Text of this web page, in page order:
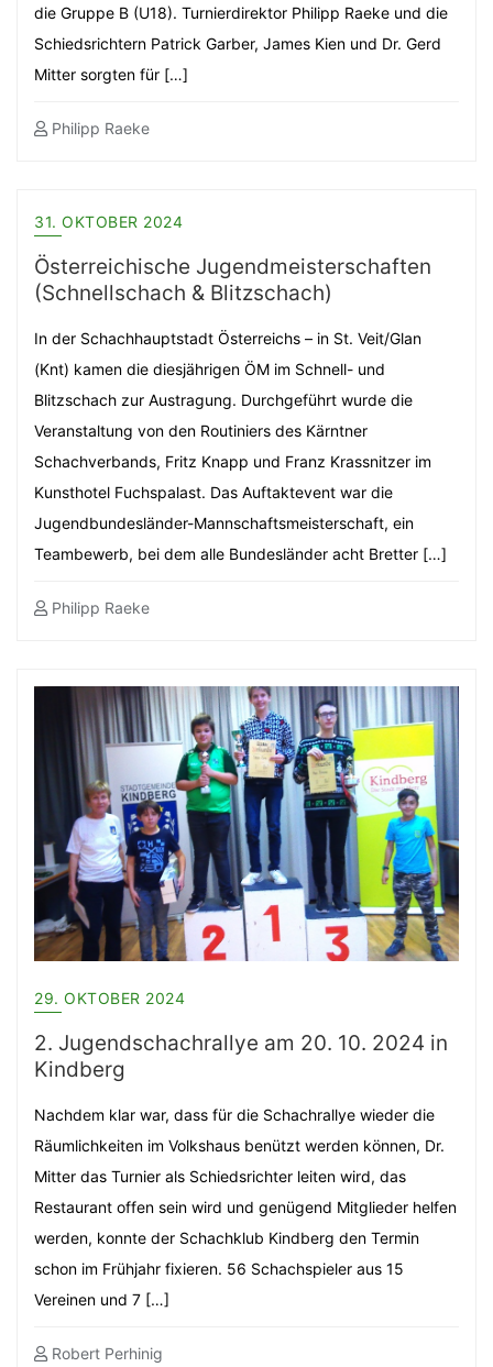
die Gruppe B (U18). Turnierdirektor Philipp Raeke und die
Schiedsrichtern Patrick Garber, James Kien und Dr. Gerd
Mitter sorgten für […]
Philipp Raeke
31. OKTOBER 2024
Österreichische Jugendmeisterschaften
(Schnellschach & Blitzschach)
In der Schachhauptstadt Österreichs – in St. Veit/Glan
(Knt) kamen die diesjährigen ÖM im Schnell- und
Blitzschach zur Austragung. Durchgeführt wurde die
Veranstaltung von den Routiniers des Kärntner
Schachverbands, Fritz Knapp und Franz Krassnitzer im
Kunsthotel Fuchspalast. Das Auftaktevent war die
Jugendbundesländer-Mannschaftsmeisterschaft, ein
Teambewerb, bei dem alle Bundesländer acht Bretter […]
Philipp Raeke
29. OKTOBER 2024
2. Jugendschachrallye am 20. 10. 2024 in
Kindberg
Nachdem klar war, dass für die Schachrallye wieder die
Räumlichkeiten im Volkshaus benützt werden können, Dr.
Mitter das Turnier als Schiedsrichter leiten wird, das
Restaurant offen sein wird und genügend Mitglieder helfen
werden, konnte der Schachklub Kindberg den Termin
schon im Frühjahr fixieren. 56 Schachspieler aus 15
Vereinen und 7 […]
Robert Perhinig